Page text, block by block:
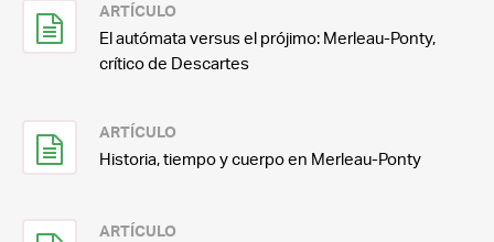
ARTÍCULO
El autómata versus el prójimo: Merleau-Ponty,
crítico de Descartes
ARTÍCULO
Historia, tiempo y cuerpo en Merleau-Ponty
ARTÍCULO